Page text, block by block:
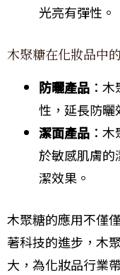
光亮有彈性。
木聚糖在化妝品中
防曬產品 ：
性，延長防曬
潔面產品 ：
於敏感肌膚的
潔效果。
木聚糖的應用不僅
著科技的進步，木
大，為化妝品行業